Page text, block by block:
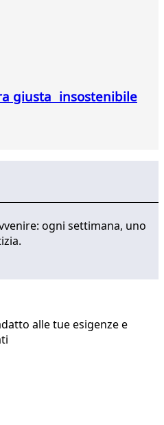
giusta insostenibile
ogni settimana, uno
alle tue esigenze e